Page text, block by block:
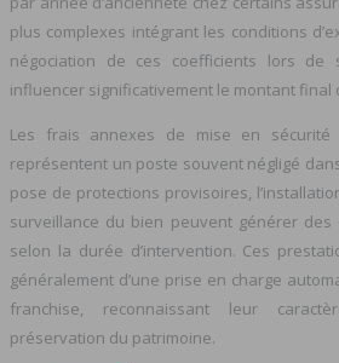
plus complexes intégrant les conditions
négociation de ces coefficients lors de
influencer significativement le montant final
Les frais annexes de mise en sécurité
représentent un poste souvent négligé
pose de protections provisoires,
surveillance du bien peuvent générer des
selon la durée d’intervention. Ces
généralement d’une prise en charge
franchise, reconnaissant leur
préservation du patrimoine.